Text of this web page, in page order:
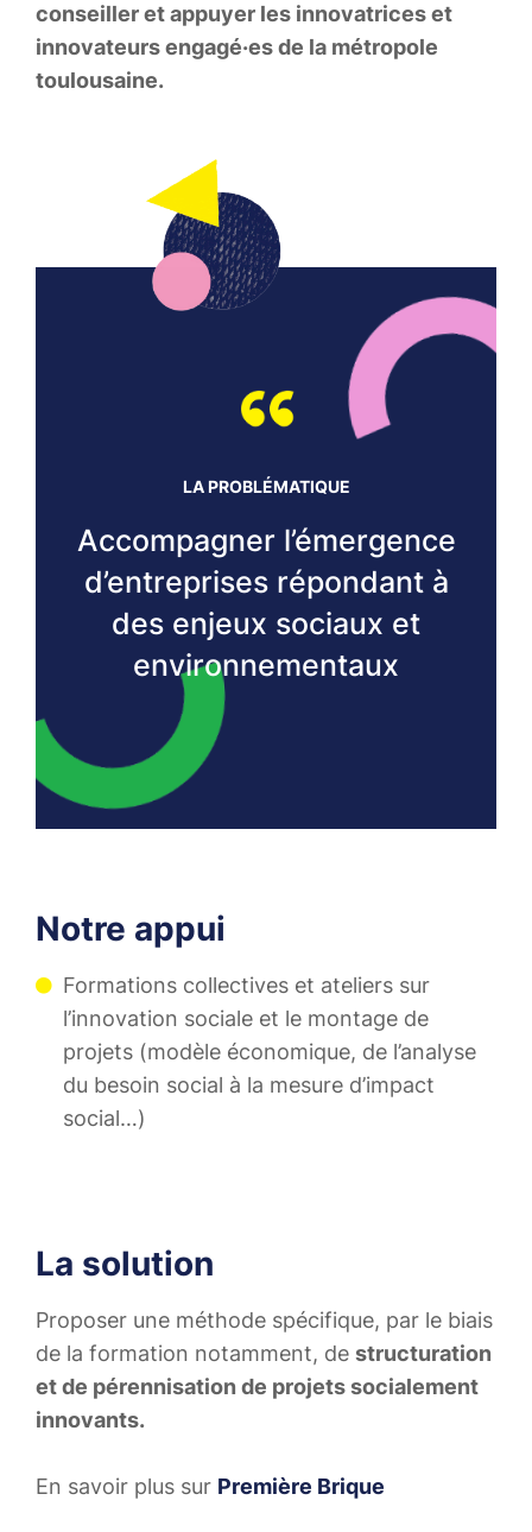
conseiller et appuyer les innovatrices et
innovateurs engagé·es de la métropole
toulousaine.
LA PROBLÉMATIQUE
Accompagner l’émergence
d’entreprises répondant à
des enjeux sociaux et
environnementaux
Notre appui
Formations collectives et ateliers sur
l’innovation sociale et le montage de
projets (modèle économique, de l’analyse
du besoin social à la mesure d’impact
social…)
La solution
Proposer une méthode spécifique, par le biais
de la formation notamment, de structuration
et de pérennisation de projets socialement
innovants.
En savoir plus sur Première Brique